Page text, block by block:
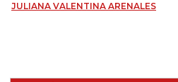
JULIANA VALENTINA ARENALES